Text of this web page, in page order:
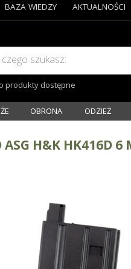
szukasz:
produkty dostępne
BAZA WIEDZY AKTUALNOŚCI
OBRONA ODZIEŻ
ASG H&K HK416D 6